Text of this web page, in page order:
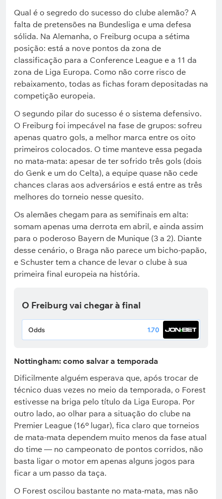
Qual é o segredo do sucesso do clube alemão? A
falta de pretensões na Bundesliga e uma defesa
sólida. Na Alemanha, o Freiburg ocupa a sétima
posição: está a nove pontos da zona de
classificação para a Conference League e a 11 da
zona de Liga Europa. Como não corre risco de
rebaixamento, todas as fichas foram depositadas na
competição europeia.
O segundo pilar do sucesso é o sistema defensivo.
O Freiburg foi impecável na fase de grupos: sofreu
apenas quatro gols, a melhor marca entre os oito
primeiros colocados. O time manteve essa pegada
no mata-mata: apesar de ter sofrido três gols (dois
do Genk e um do Celta), a equipe quase não cede
chances claras aos adversários e está entre as três
melhores do torneio nesse quesito.
Os alemães chegam para as semifinais em alta:
somam apenas uma derrota em abril, e ainda assim
para o poderoso Bayern de Munique (3 a 2). Diante
desse cenário, o Braga não parece um bicho-papão,
e Schuster tem a chance de levar o clube à sua
primeira final europeia na história.
O Freiburg vai chegar à final
Odds 1.70
Nottingham: como salvar a temporada
Dificilmente alguém esperava que, após trocar de
técnico duas vezes no meio da temporada, o Forest
estivesse na briga pelo título da Liga Europa. Por
outro lado, ao olhar para a situação do clube na
Premier League (16º lugar), fica claro que torneios
de mata-mata dependem muito menos da fase atual
do time — no campeonato de pontos corridos, não
basta ligar o motor em apenas alguns jogos para
ficar a um passo da taça.
O Forest oscilou bastante no mata-mata, mas não